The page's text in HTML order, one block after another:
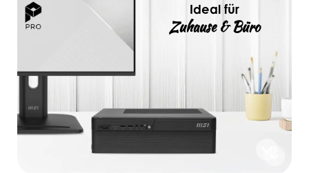
Ideal für
Zuhause & Büro